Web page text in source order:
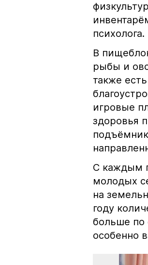
психолога.
В
рыбы и
также
игровые
здоровья
С каждым
молодых
на
году
больше по
особенно